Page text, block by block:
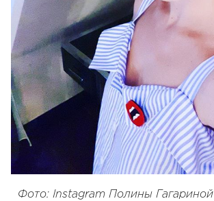
Фото: Instagram Полины Гагариной